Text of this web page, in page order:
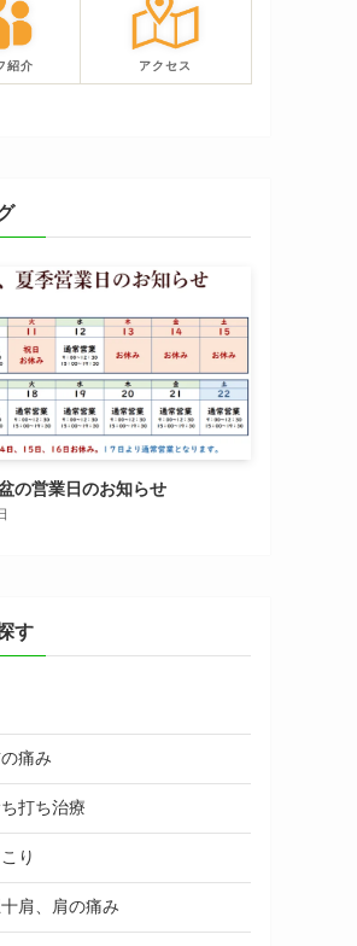
紹介 アクセス
の営業日のお知らせ
す
痛み
打ち治療
り
肩、肩の痛み